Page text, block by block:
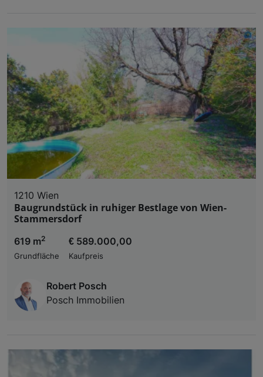
1210 Wien
Baugrundstück in ruhiger Bestlage von Wien-
Stammersdorf
619 m2
Grundfläche
€ 589.000,00
Kaufpreis
Robert Posch
Posch Immobilien